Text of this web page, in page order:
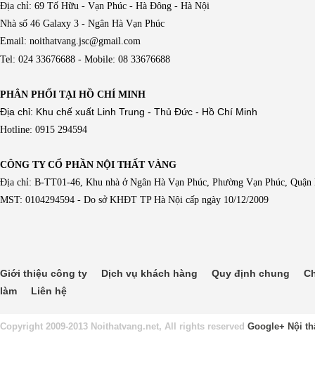
Địa chỉ: 69 Tố Hữu - Vạn Phúc - Hà Đông - Hà Nội
Nhà số 46 Galaxy 3 - Ngân Hà Vạn Phúc
Email: noithatvang.jsc@gmail.com
Tel: 024 33676688 - Mobile: 08 33676688
PHÂN PHỐI TẠI HỒ CHÍ MINH
Địa chỉ: Khu chế xuất Linh Trung - Thủ Đức - Hồ Chí Minh
Hotline: 0915 294594
CÔNG TY CỔ PHẦN NỘI THẤT VÀNG
Địa chỉ: B-TT01-46, Khu nhà ở Ngân Hà Vạn Phúc, Phường Vạn Phúc,
MST: 0104294594 - Do sở KHĐT TP Hà Nội cấp ngày 10/12/2009
Giới thiệu công ty Dịch vụ khách hàng Quy định chung
làm
Liên hệ
Copyright 2009-2013 Noithatvang.net, All rights reserved Google+ Nội